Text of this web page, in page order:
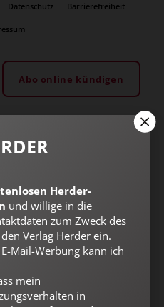
Datenschutz Barrierefreiheit
Abo online kündigen
oben
Herder-
und willige in die
zum Zweck des
Verlag Herder ein.
Mail-Werbung kann ich
mein
in